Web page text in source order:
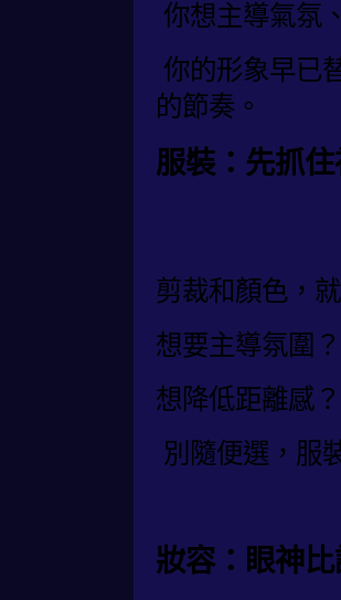
你想主導氣氛
你的形象早已
的節奏。
服裝：先抓
剪裁和顏色，
想要主導氛圍
想降低距離感
別隨便選，服
妝容：眼神